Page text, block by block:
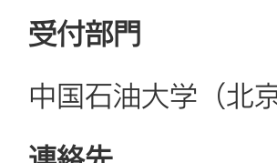
受付部門
中国石油大学（北